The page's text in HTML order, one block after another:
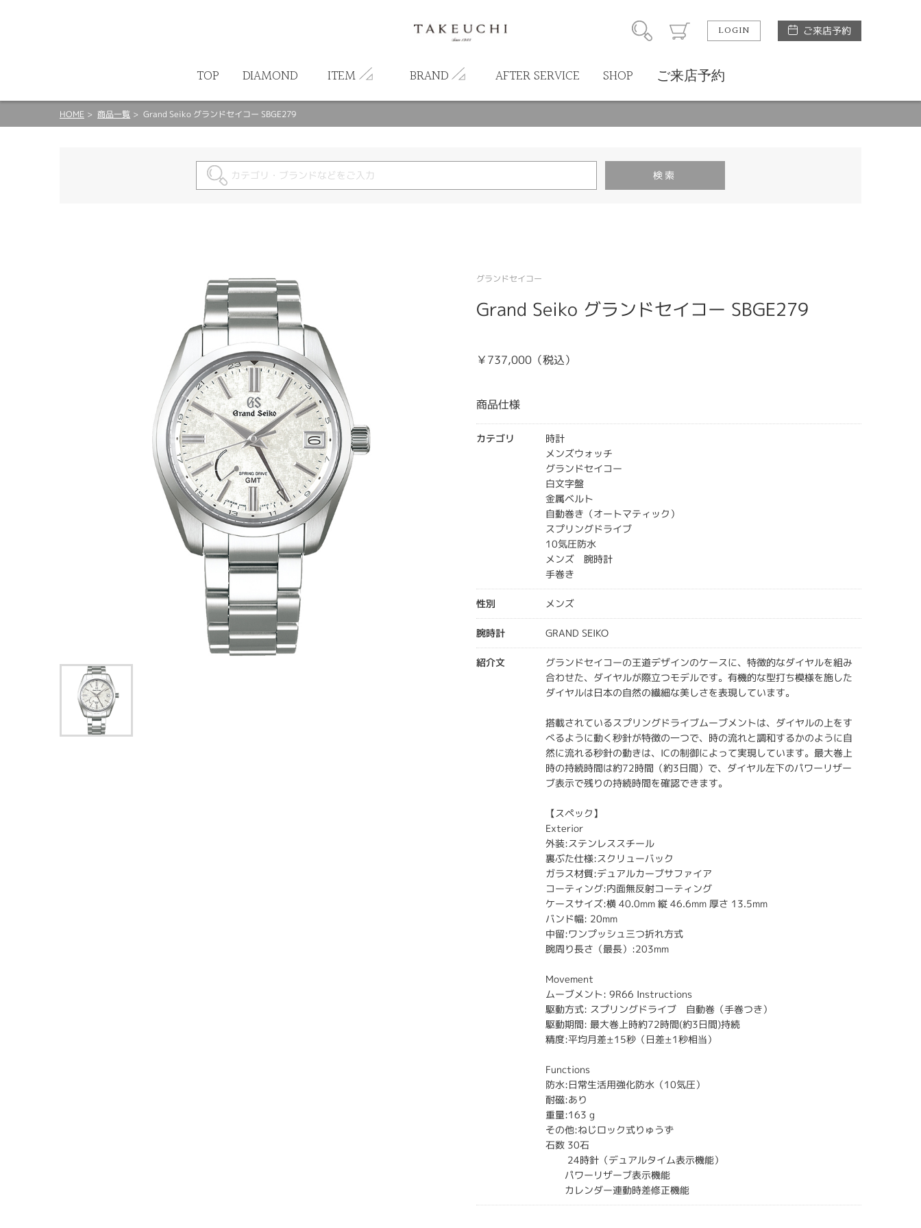
LOGIN ご来店予約
TOP DIAMOND ITEM BRAND AFTER SERVICE SHOP ご来店予約
HOME 商品一覧 Grand Seiko グランドセイコー SBGE279
グランドセイコー
Grand Seiko グランドセイコー SBGE279
￥737,000（税込）
商品仕様
カテゴリ
時計
メンズウォッチ
グランドセイコー
白文字盤
金属ベルト
自動巻き（オートマティック）
スプリングドライブ
10気圧防水
メンズ 腕時計
手巻き
性別 メンズ
腕時計 GRAND SEIKO
紹介文
グランドセイコーの王道デザインのケースに、特徴的なダイヤルを組み
合わせた、ダイヤルが際立つモデルです。有機的な型打ち模様を施した
ダイヤルは日本の自然の繊細な美しさを表現しています。
搭載されているスプリングドライブムーブメントは、ダイヤルの上をす
べるように動く秒針が特徴の一つで、時の流れと調和するかのように自
然に流れる秒針の動きは、ICの制御によって実現しています。最大巻上
時の持続時間は約72時間（約3日間）で、ダイヤル左下のパワーリザー
ブ表示で残りの持続時間を確認できます。
【スペック】
Exterior
外装:ステンレススチール
裏ぶた仕様:スクリューバック
ガラス材質:デュアルカーブサファイア
コーティング:内面無反射コーティング
ケースサイズ:横 40.0mm 縦 46.6mm 厚さ 13.5mm
バンド幅: 20mm
中留:ワンプッシュ三つ折れ方式
腕周り長さ（最長）:203mm
Movement
ムーブメント: 9R66 Instructions
駆動方式: スプリングドライブ 自動巻（手巻つき）
駆動期間: 最大巻上時約72時間(約3日間)持続
精度:平均月差±15秒（日差±1秒相当）
Functions
防水:日常生活用強化防水（10気圧）
耐磁:あり
重量:163 g
その他:ねじロック式りゅうず
石数 30石
24時針（デュアルタイム表示機能）
パワーリザーブ表示機能
カレンダー連動時差修正機能